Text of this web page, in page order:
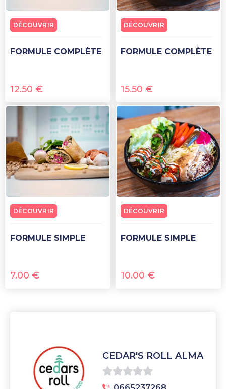
FORMULE COMPLÈTE
12.50 €
DÉCOUVRIR
FORMULE COMPLÈTE
15.50 €
DÉCOUVRIR
FORMULE SIMPLE
7.00 €
DÉCOUVRIR
FORMULE SIMPLE
10.00 €
DÉCOUVRIR
CEDAR'S ROLL ALMA
0